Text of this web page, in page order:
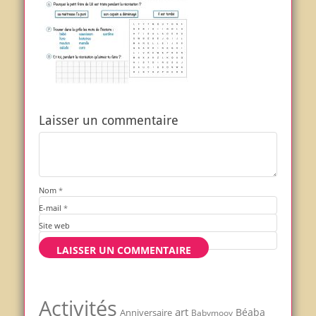
Laisser un commentaire
Nom *
E-mail *
Site web
Activités Anniversaire art Babymoov Béaba